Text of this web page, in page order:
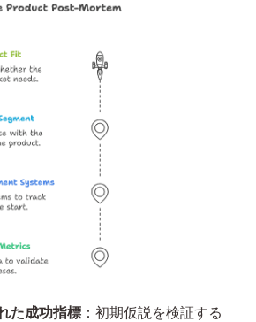
た成功指標 ：初期仮説を検証する